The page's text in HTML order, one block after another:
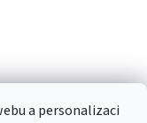
a personalizaci